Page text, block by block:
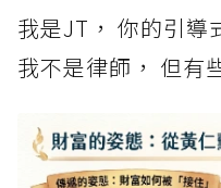
我是JT， 你的引導
我不是律師， 但有